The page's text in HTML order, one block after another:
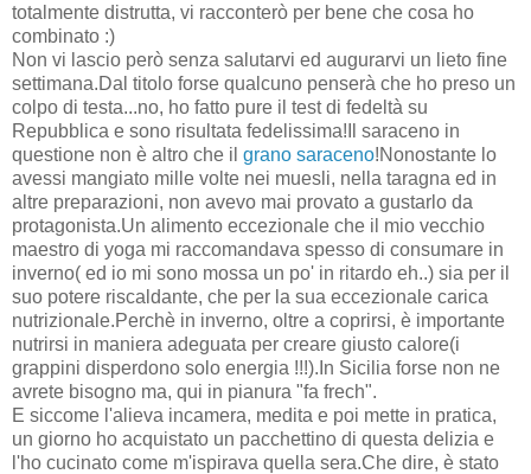
totalmente distrutta, vi racconterò per bene che cosa ho
combinato :)
Non vi lascio però senza salutarvi ed augurarvi un lieto fine
settimana.Dal titolo forse qualcuno penserà che ho preso un
colpo di testa...no, ho fatto pure il test di fedeltà su
Repubblica e sono risultata fedelissima!Il saraceno in
questione non è altro che il grano saraceno!Nonostante lo
avessi mangiato mille volte nei muesli, nella taragna ed in
altre preparazioni, non avevo mai provato a gustarlo da
protagonista.Un alimento eccezionale che il mio vecchio
maestro di yoga mi raccomandava spesso di consumare in
inverno( ed io mi sono mossa un po' in ritardo eh..) sia per il
suo potere riscaldante, che per la sua eccezionale carica
nutrizionale.Perchè in inverno, oltre a coprirsi, è importante
nutrirsi in maniera adeguata per creare giusto calore(i
grappini disperdono solo energia !!!).In Sicilia forse non ne
avrete bisogno ma, qui in pianura "fa frech".
E siccome l'alieva incamera, medita e poi mette in pratica,
un giorno ho acquistato un pacchettino di questa delizia e
l'ho cucinato come m'ispirava quella sera.Che dire, è stato